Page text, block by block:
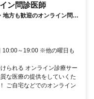
ン問診医師
方も歓迎のオンライン問診
10:00～19:00 ※他の曜日も
られる オンライン診療サー
な医療の提供をしていくた
ご自宅などでのオンライン